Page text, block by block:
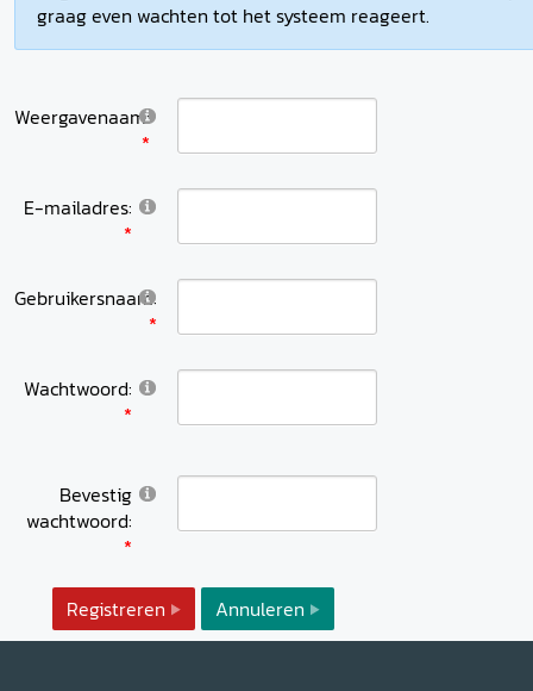
graag even wachten tot het systeem reageert.
Weergavenaam:
E-mailadres:
Gebruikersnaam:
Wachtwoord:
Bevestig
wachtwoord:
Registreren Annuleren